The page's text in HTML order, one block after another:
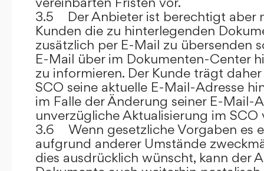
3.5 Der Anbieter ist berechtigt aber
Kunden die zu hinterlegenden
zusätzlich per E-Mail zu übersenden
E-Mail über im Dokumenten-Center
zu informieren. Der Kunde trägt
SCO seine aktuelle E-Mail-Adresse
im Falle der Änderung seiner E-Mail-
unverzügliche Aktualisierung im SCO
3.6 Wenn gesetzliche Vorgaben es
aufgrund anderer Umstände
dies ausdrücklich wünscht, kann der